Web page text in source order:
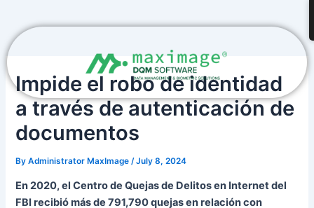
content
Impide el robo de identidad
a través de autenticación de
documentos
ByAdministrator MaxImage /July 8, 2024
En 2020, el Centro de Quejas de Delitos en Internet del
FBI recibió más de 791,790 quejas en relación con
navigation